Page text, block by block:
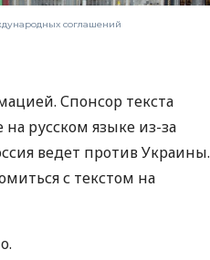
соглашений
Спонсор текста
русском языке из-за
ведет против Украины.
с текстом на